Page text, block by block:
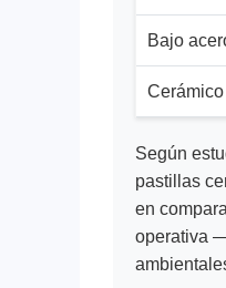
Bajo
Cerámico
Según
pastillas
en
operativa